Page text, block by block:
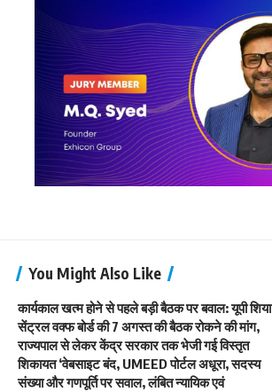
You Might Also Like
कार्यकाल खत्म होने से पहले बड़ी बैठक पर बवाल: यूपी शिया
सेंट्रल वक्फ बोर्ड की 7 अगस्त की बैठक रोकने की मांग,
राज्यपाल से लेकर केंद्र सरकार तक भेजी गई विस्तृत
शिकायत ‘वेबसाइट बंद, UMEED पोर्टल अधूरा, सदस्य
संख्या और गणपूर्ति पर सवाल, लंबित न्यायिक एवं